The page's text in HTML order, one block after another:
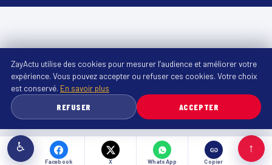
Facebook X WhatsApp Copier
♿ ↑
ZayActu utilise des cookies pour mesurer l’audience et améliorer votre
expérience. Vous pouvez accepter ou refuser ces cookies. Votre choix
est conservé. En savoir plus
REFUSER
ACCEPTER